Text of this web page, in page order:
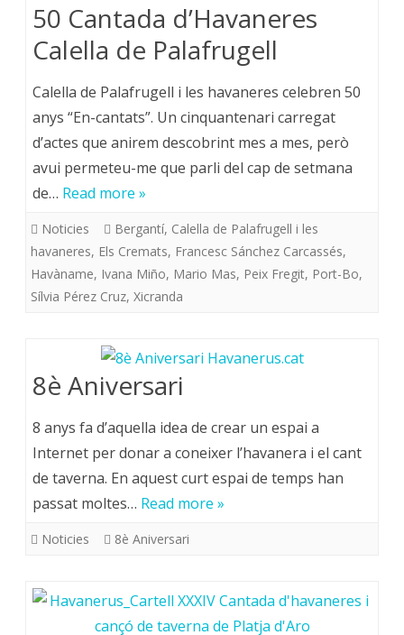
50 Cantada d’Havaneres
Calella de Palafrugell
Calella de Palafrugell i les havaneres celebren 50
anys “En-cantats”. Un cinquantenari carregat
d’actes que anirem descobrint mes a mes, però
avui permeteu-me que parli del cap de setmana
de… Read more »
Noticies Bergantí, Calella de Palafrugell i les
havaneres, Els Cremats, Francesc Sánchez Carcassés,
Havàname, Ivana Miño, Mario Mas, Peix Fregit, Port-Bo,
Sílvia Pérez Cruz, Xicranda
8è Aniversari
8 anys fa d’aquella idea de crear un espai a
Internet per donar a coneixer l’havanera i el cant
de taverna. En aquest curt espai de temps han
passat moltes… Read more »
Noticies 8è Aniversari